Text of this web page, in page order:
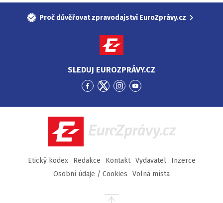
Proč důvěřovat zpravodajství EuroZprávy.cz
SLEDUJ EUROZPRÁVY.CZ
Přejít
Facebook
Přejít
Twitter
Přejít
Instagram
Přejít
YouTube
EuroZprávy.cz
Etický kodex Redakce Kontakt Vydavatel
Inzerce
Osobní údaje / Cookies
Volná místa
Přejít